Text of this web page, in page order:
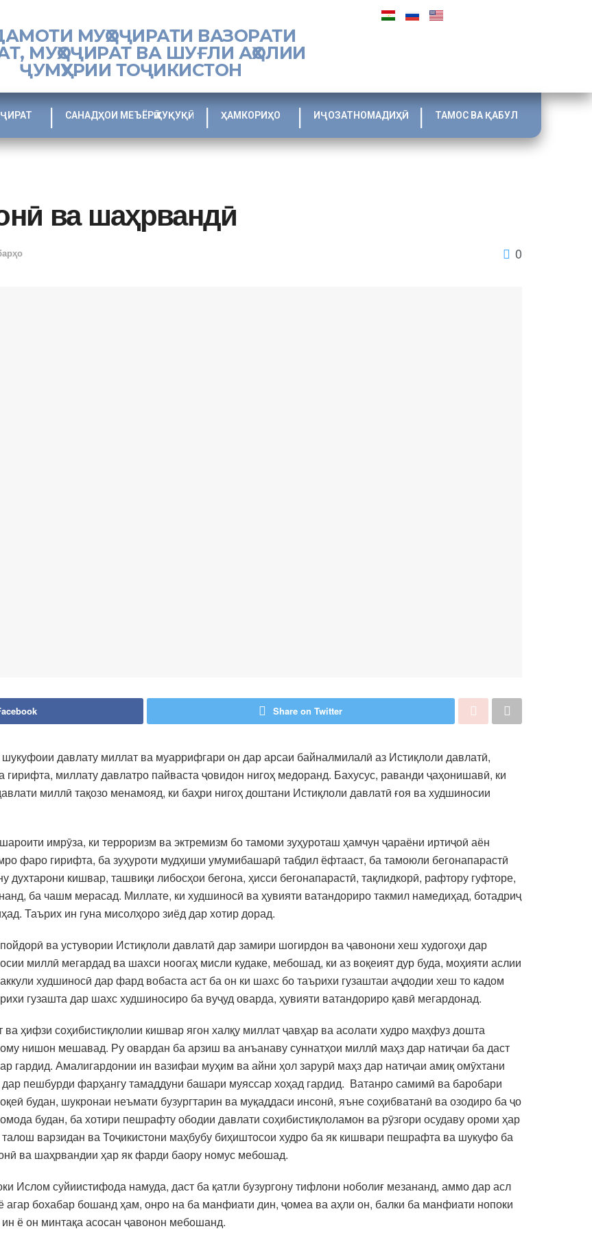
МУҲОҶИРАТИ ВАЗОРАТИ
МУҲОҶИРАТ ВА ШУҒЛИ АҲОЛИИ
ҶУМҲУРИИ ТОҶИКИСТОН
САНАДҲОИ МЕЪЁРӢ ҲУҚУҚӢ ҲАМКОРИҲО ИҶОЗАТНОМАДИҲӢ ТАМОС ВА ҚАБУЛ
ва шаҳрвандӣ
0
Share on Twitter
давлату миллат ва муаррифгари он дар арсаи байналмилалӣ аз Истиқлоли давлатӣ,
миллату давлатро пайваста ҷовидон нигоҳ медоранд. Бахусус, раванди ҷаҳонишавӣ, ки
миллӣ тақозо менамояд, ки баҳри нигоҳ доштани Истиқлоли давлатӣ ғоя ва худшиносии
имрӯза, ки терроризм ва эктремизм бо тамоми зуҳуроташ ҳамчун ҷараёни иртиҷоӣ аён
фаро гирифта, ба зуҳуроти мудҳиши умумибашарӣ табдил ёфтааст, ба тамоюли бегонапарастӣ
кишвар, ташвиқи либосҳои бегона, ҳисси бегонапарастӣ, тақлидкорӣ, рафтору гуфторе,
ба чашм мерасад. Миллате, ки худшиносӣ ва ҳувияти ватандориро такмил намедиҳад, ботадриҷ
Таърих ин гуна мисолҳоро зиёд дар хотир дорад.
ва устувории Истиқлоли давлатӣ дар замири шогирдон ва ҷавонони хеш худогоҳи дар
миллӣ мегардад ва шахси ноогаҳ мисли кудаке, мебошад, ки аз воқеият дур буда, моҳияти аслии
худшиносӣ дар фард вобаста аст ба он ки шахс бо таърихи гузаштаи аҷдодии хеш то кадом
гузашта дар шахс худшиносиро ба вуҷуд оварда, ҳувияти ватандориро қавӣ мегардонад.
ҳифзи соҳибистиқлолии кишвар ягон халқу миллат ҷавҳар ва асолати худро маҳфуз дошта
нишон мешавад. Ру овардан ба арзиш ва анъанаву суннатҳои миллӣ маҳз дар натиҷаи ба даст
гардид. Амалигардонии ин вазифаи муҳим ва айни ҳол зарурӣ маҳз дар натиҷаи амиқ омӯхтани
пешбурди фарҳангу тамаддуни башари муяссар хоҳад гардид. Ватанро самимӣ ва баробари
будан, шукронаи неъмати бузургтарин ва муқаддаси инсонӣ, яъне соҳибватанӣ ва озодиро ба ҷо
будан, ба хотири пешрафту ободии давлати соҳибистиқлоламон ва рӯзгори осудаву ороми ҳар
варзидан ва Тоҷикистони маҳбубу биҳиштосои худро ба як кишвари пешрафта ва шукуфо ба
ва шаҳрвандии ҳар як фарди баору номус мебошад.
Ислом суйиистифода намуда, даст ба қатли бузургону тифлони ноболиғ мезананд, аммо дар асл
агар бохабар бошанд ҳам, онро на ба манфиати дин, ҷомеа ва аҳли он, балки ба манфиати нопоки
ё он минтақа асосан ҷавонон мебошанд.